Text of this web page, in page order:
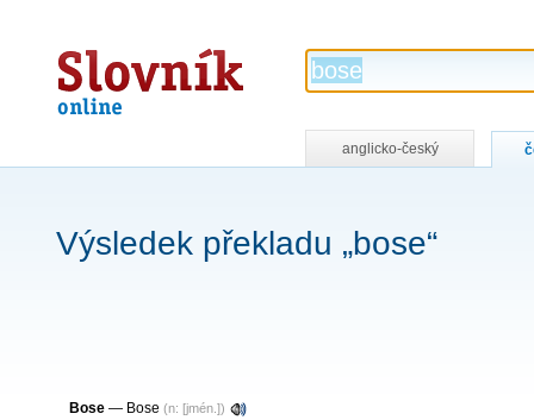
Slovník
online
anglicko-český
Výsledek překladu „bose“
Bose — Bose (n: [jmén.])